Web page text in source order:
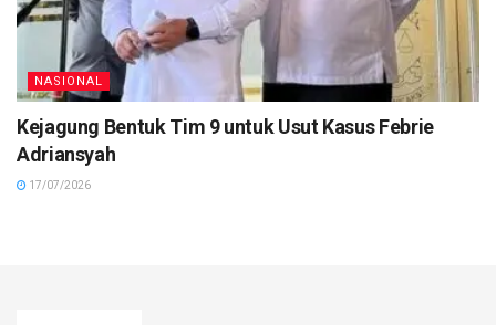
NASIONAL
Kejagung Bentuk Tim 9 untuk Usut Kasus Febrie
Adriansyah
17/07/2026